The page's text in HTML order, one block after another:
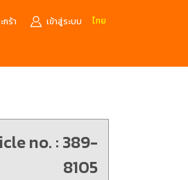
กร้า เข้าสู่ระบบ ไทย
no. : 389-
8105